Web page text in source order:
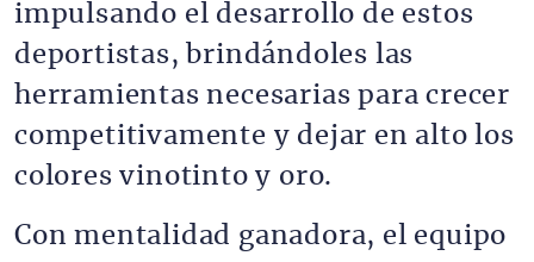
impulsando el desarrollo de estos
deportistas, brindándoles las
herramientas necesarias para crecer
competitivamente y dejar en alto los
colores vinotinto y oro.
Con mentalidad ganadora, el equipo